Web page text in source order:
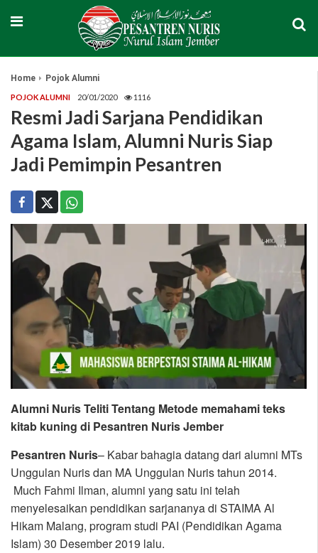
Home Pojok Alumni
POJOK ALUMNI 20/01/2020 1116
Resmi Jadi Sarjana Pendidikan
Agama Islam, Alumni Nuris Siap
Jadi Pemimpin Pesantren
Alumni Nuris Teliti Tentang Metode memahami teks
kitab kuning di Pesantren Nuris Jember
Pesantren Nuris– Kabar bahagia datang dari alumni MTs
Unggulan Nuris dan MA Unggulan Nuris tahun 2014.
Much Fahmi Ilman, alumni yang satu ini telah
menyelesaikan pendidikan sarjananya di STAIMA Al
Hikam Malang, program studi PAI (Pendidikan Agama
Islam) 30 Desember 2019 lalu.